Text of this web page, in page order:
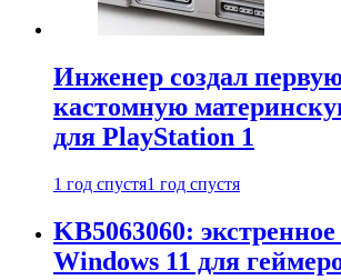
Инженер создал
кастомную
для PlayStation 1
1 год спустя1 год спустя
KB5063060:
Windows 11 для